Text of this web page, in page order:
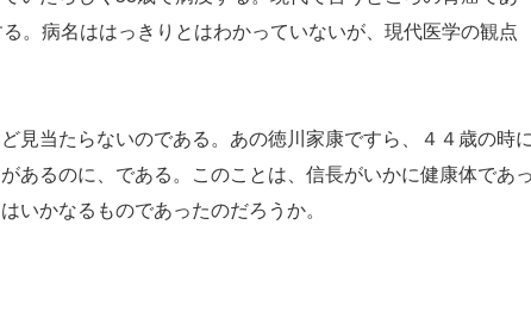
。病名ははっきりとはわかっていないが、現代医学の観点
見当たらないのである。あの徳川家康ですら、４４歳の時に
あるのに、である。このことは、信長がいかに健康体であっ
いかなるものであったのだろうか。